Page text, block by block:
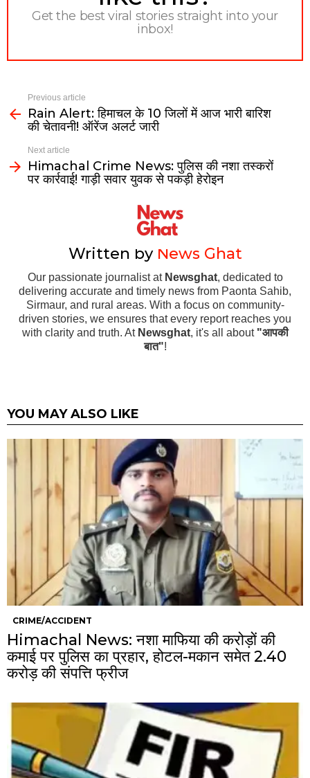
Get the best viral stories straight into your
inbox!
Previous article
Rain Alert: हिमाचल के 10 जिलों में आज भारी बारिश
की चेतावनी! ऑरेंज अलर्ट जारी
Next article
Himachal Crime News: पुलिस की नशा तस्करों
पर कार्रवाई! गाड़ी सवार युवक से पकड़ी हेरोइन
Written by News Ghat
Our passionate journalist at Newsghat, dedicated to
delivering accurate and timely news from Paonta Sahib,
Sirmaur, and rural areas. With a focus on community-
driven stories, we ensures that every report reaches you
with clarity and truth. At Newsghat, it's all about "आपकी
बात"!
YOU MAY ALSO LIKE
CRIME/ACCIDENT
Himachal News: नशा माफिया की करोड़ों की
कमाई पर पुलिस का प्रहार, होटल-मकान समेत 2.40
करोड़ की संपत्ति फ्रीज